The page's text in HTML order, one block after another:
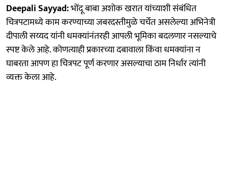
Deepali Sayyad:भोंदू बाबा अशोक खरात यांच्याशी संबंधित
चित्रपटामध्ये काम करण्याच्या जबरदस्तीमुळे चर्चेत असलेल्या अभिनेत्री
दीपाली सय्यद यांनी धमक्यांनंतरही आपली भूमिका बदलणार नसल्याचे
स्पष्ट केले आहे. कोणत्याही प्रकारच्या दबावाला किंवा धमक्यांना न
घाबरता आपण हा चित्रपट पूर्ण करणार असल्याचा ठाम निर्धार त्यांनी
व्यक्त केला आहे.